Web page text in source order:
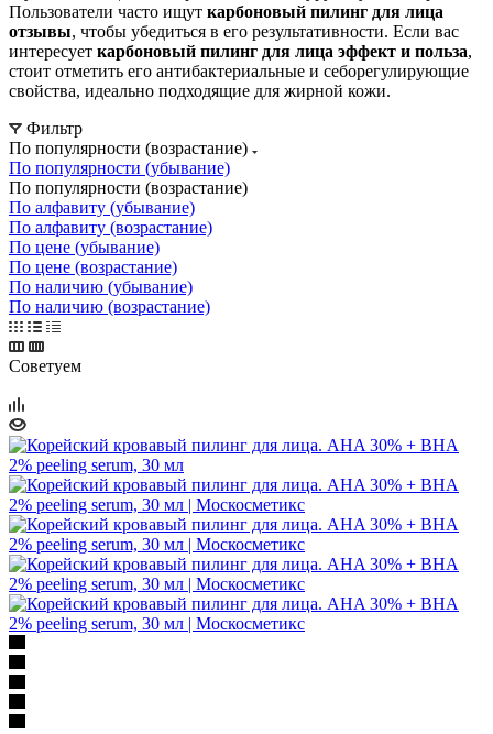
Пользователи часто ищут карбоновый пилинг для лица
отзывы, чтобы убедиться в его результативности. Если вас
интересует карбоновый пилинг для лица эффект и польза,
стоит отметить его антибактериальные и себорегулирующие
свойства, идеально подходящие для жирной кожи.
Фильтр
По популярности (возрастание)
По популярности (убывание)
По популярности (возрастание)
По алфавиту (убывание)
По алфавиту (возрастание)
По цене (убывание)
По цене (возрастание)
По наличию (убывание)
По наличию (возрастание)
Советуем